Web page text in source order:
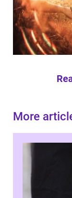
More